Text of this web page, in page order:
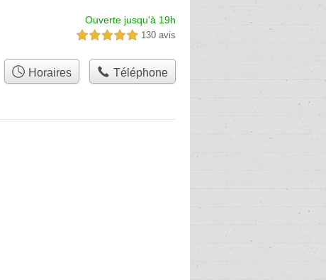
Ouverte jusqu'à 19h
5,0 étoiles sur 5 130 avis
Horaires Téléphone